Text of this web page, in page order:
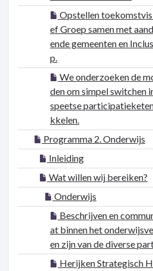
Opstellen
ef Groep samen met
ende gemeenten en
p.
We onderzoeken de
den om simpel switchen
speetse
kkelen.
Programma 2. Onderwijs
Inleiding
Wat willen wij bereiken?
Onderwijs
Beschrijven en
at binnen het
en zijn van de diverse
Herijken Strategisch